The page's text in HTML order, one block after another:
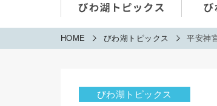
HOME びわ湖トピックス 平安神
びわ湖トピックス